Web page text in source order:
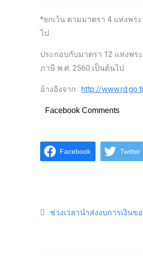
*ยกเว้น ตามมาตรา 4 แห่งพร
ไป
ประกอบกับมาตรา 12 แห่งพ
ภาษี พ.ศ. 2560 เป็นต้นไป
อ้างอิงจาก : http://
Facebook Comments
Facebook Twitter
Post
ช่วงเวลานำส่งงบการเงิน